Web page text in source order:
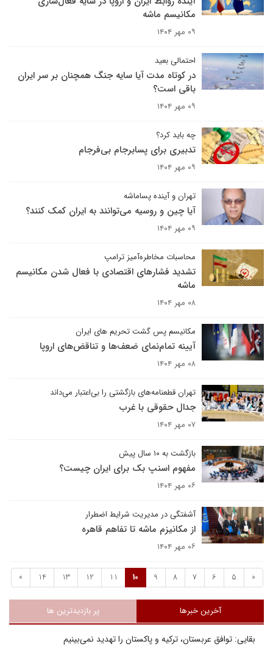
مکانیسم ماشه
۰۹ مهر ۱۴۰۴
احتمالی بعید
در کوتاه مدت آیا سایه جنگ همچنان بر سر ایران
باقی است؟
۰۹ مهر ۱۴۰۴
چه باید کرد؟
تدبیری برای پسابرجام بی‌فرجام
۰۹ مهر ۱۴۰۴
تهران و آینده پساماشه
آیا چین و روسیه می‌توانند به ایران کمک کنند؟
۰۹ مهر ۱۴۰۴
محاسبات مخاطره‌آمیز ترامپ
تشدید فشارهای اقتصادی با فعال شدن مکانیسم
ماشه
۰۸ مهر ۱۴۰۴
مکانیسم پس گشت تحریم های ایران
آیینه تمام‌نمای ضعف‌ها و تناقض‌های اروپا
۰۸ مهر ۱۴۰۴
تهران قطعنامه‌های بازگشتی را بی‌اعتبار می‌داند
جدال حقوقی با غرب
۰۷ مهر ۱۴۰۴
بازگشت به ۱۰ سال پیش
مفهوم اسنپ بک برای ایران چیست؟
۰۶ مهر ۱۴۰۴
آشفتگی در مدیریت شرایط اضطرار
از مکانیزم ماشه تا تفاهم قاهره
۰۶ مهر ۱۴۰۴
«
5
6
7
8
9
10
11
12
13
14
»
آخرین خبرها پر بازدیدترین ها
بقایی: توافق عربستان، ترکیه و پاکستان را تهدید نمی‌بینیم